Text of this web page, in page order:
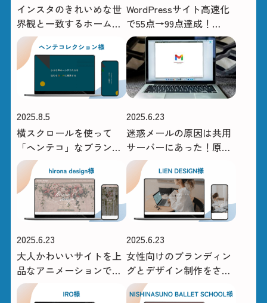
インスタのきれいめな世
界観と一致するホームペ
ージの構築
WordPressサイト高速化
で55点→99点達成！
PageSpeed Insights改善
事例
横スクロールを使って
「ヘンテコ」なブランド
が伝わるアニメーション
のサイトを作りたい
2025.8.5
迷惑メールの原因は共用
サーバーにあった！原因
を切り分けてサーバー側
を動かせた話
2025.6.23
大人かわいいサイトを上
品なアニメーションで実
装。hironaデザイン様
2025.6.23
女性向けのブランディン
グとデザイン制作をされ
ているLIEN DESIGN様の
サイトを構築
2025.6.23